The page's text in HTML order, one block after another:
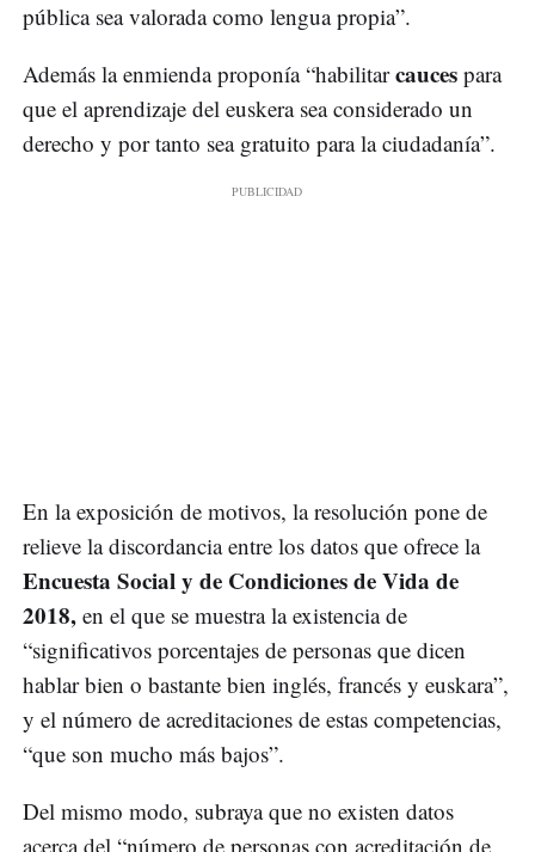
pública sea valorada como lengua propia”.
Además la enmienda proponía “habilitarcauces para
que el aprendizaje del euskera sea considerado un
derecho y por tanto sea gratuito para la ciudadanía”.
En la exposición de motivos, la resolución pone de
relieve la discordancia entre los datos que ofrece la
Encuesta Social y de Condiciones de Vida de
2018, en el que se muestra la existencia de
“significativos porcentajes de personas que dicen
hablar bien o bastante bien inglés, francés y euskara”,
y el número de acreditaciones de estas competencias,
“que son mucho más bajos”.
Del mismo modo, subraya que no existen datos
acerca del “número de personas con acreditación de